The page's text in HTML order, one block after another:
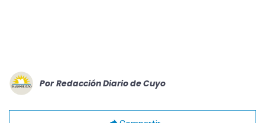
Por Redacción Diario de Cuyo